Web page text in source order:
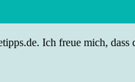
Ich freue mich,